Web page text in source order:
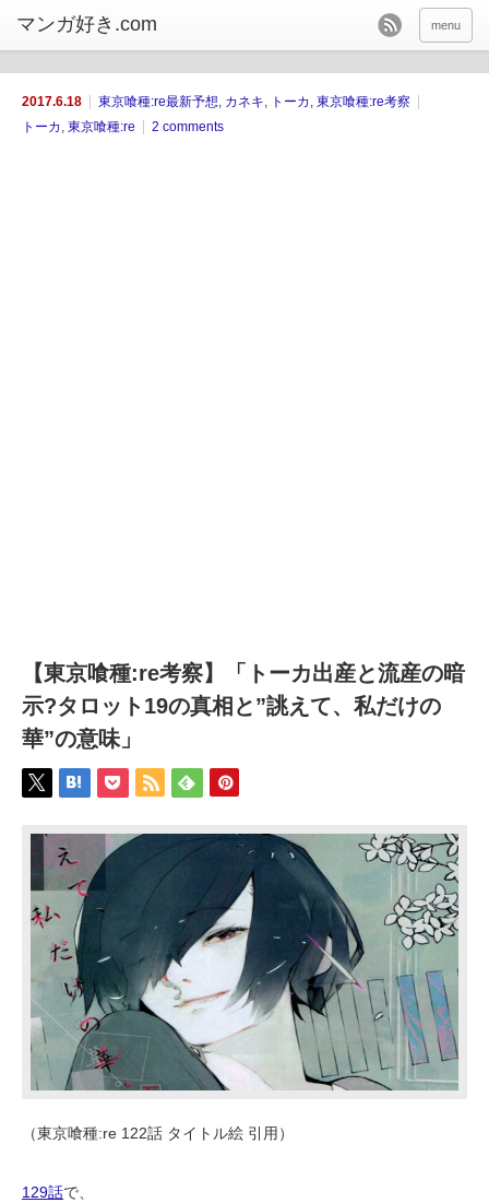
menu
2017.6.18 東京喰種:re最新予想, カネキ, トーカ , 東京喰種:re考察
トーカ , 東京喰種:re 2 comments
【東京喰種:re考察】「トーカ出産と流産の暗
示?タロット19の真相と”誂えて、私だけの
華”の意味」
（東京喰種:re 122話 タイトル絵 引用）
129話で、